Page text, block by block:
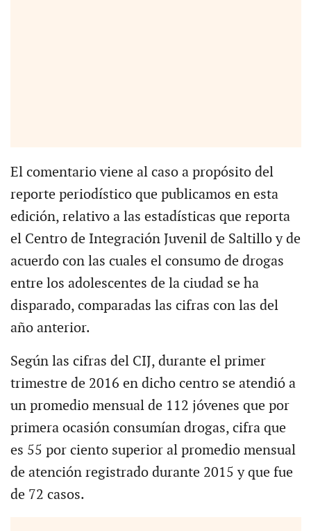
El comentario viene al caso a propósito del
reporte periodístico que publicamos en esta
edición, relativo a las estadísticas que reporta
el Centro de Integración Juvenil de Saltillo y de
acuerdo con las cuales el consumo de drogas
entre los adolescentes de la ciudad se ha
disparado, comparadas las cifras con las del
año anterior.
Según las cifras del CIJ, durante el primer
trimestre de 2016 en dicho centro se atendió a
un promedio mensual de 112 jóvenes que por
primera ocasión consumían drogas, cifra que
es 55 por ciento superior al promedio mensual
de atención registrado durante 2015 y que fue
de 72 casos.